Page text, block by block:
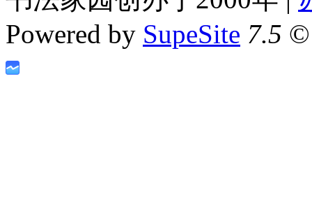
Powered by SupeSite 7.5 ©